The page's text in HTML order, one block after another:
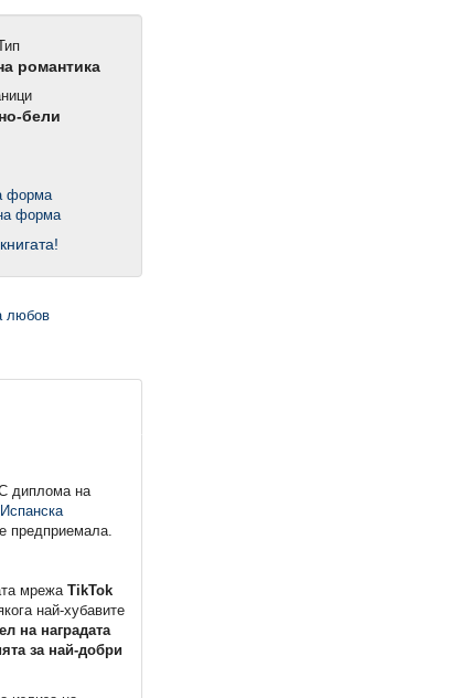
романтика
бели
форма
диплома на
предприемала.
мрежа TikTok
най-хубавите
на наградата
за най-добри